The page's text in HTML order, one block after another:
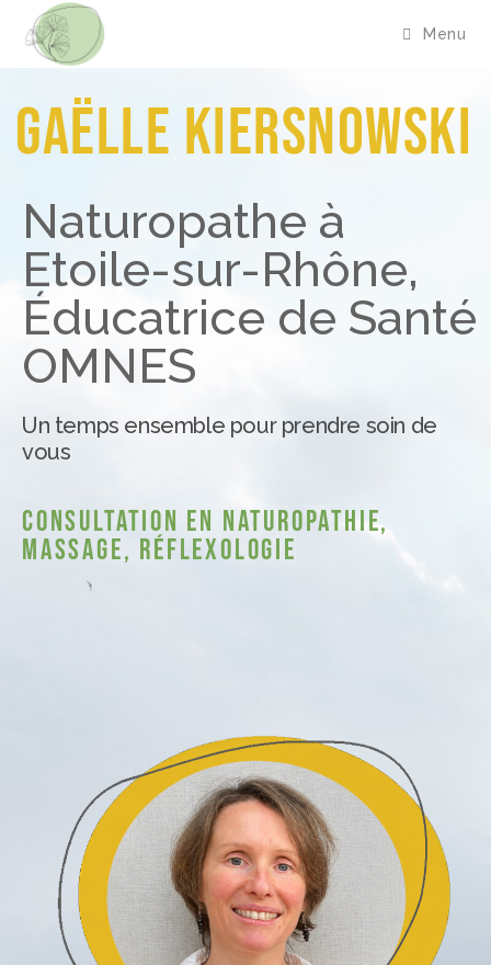
principal
Menu
Gaëlle Kiersnowski
Naturopathe à
Etoile-sur-Rhône,
Éducatrice de Santé
OMNES
Un temps ensemble pour prendre soin de
vous
Consultation en naturopathie,
massage, réflexologie